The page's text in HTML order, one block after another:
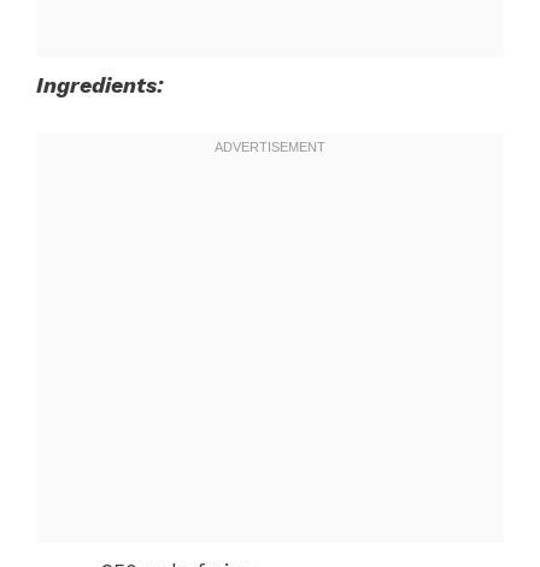
Ingredients: